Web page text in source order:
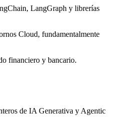
LangGraph y librerías
Cloud, fundamentalmente
financiero y bancario.
de IA Generativa y Agentic